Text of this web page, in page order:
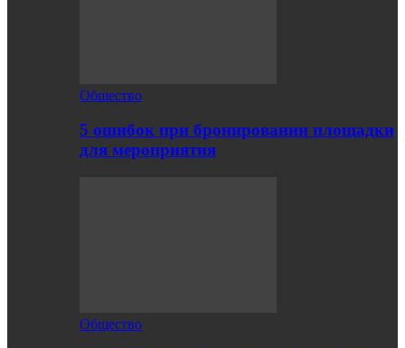
Общество
5 ошибок при бронировании площадки
для мероприятия
Общество